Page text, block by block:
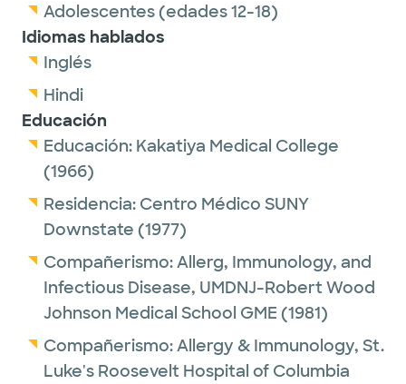
Adolescentes (edades 12-18)
Idiomas hablados
Inglés
Hindi
Educación
Educación: Kakatiya Medical College
(1966)
Residencia: Centro Médico SUNY
Downstate (1977)
Compañerismo:Allerg, Immunology, and
Infectious Disease, UMDNJ-Robert Wood
Johnson Medical School GME (1981)
Compañerismo:Allergy & Immunology, St.
Luke's Roosevelt Hospital of Columbia